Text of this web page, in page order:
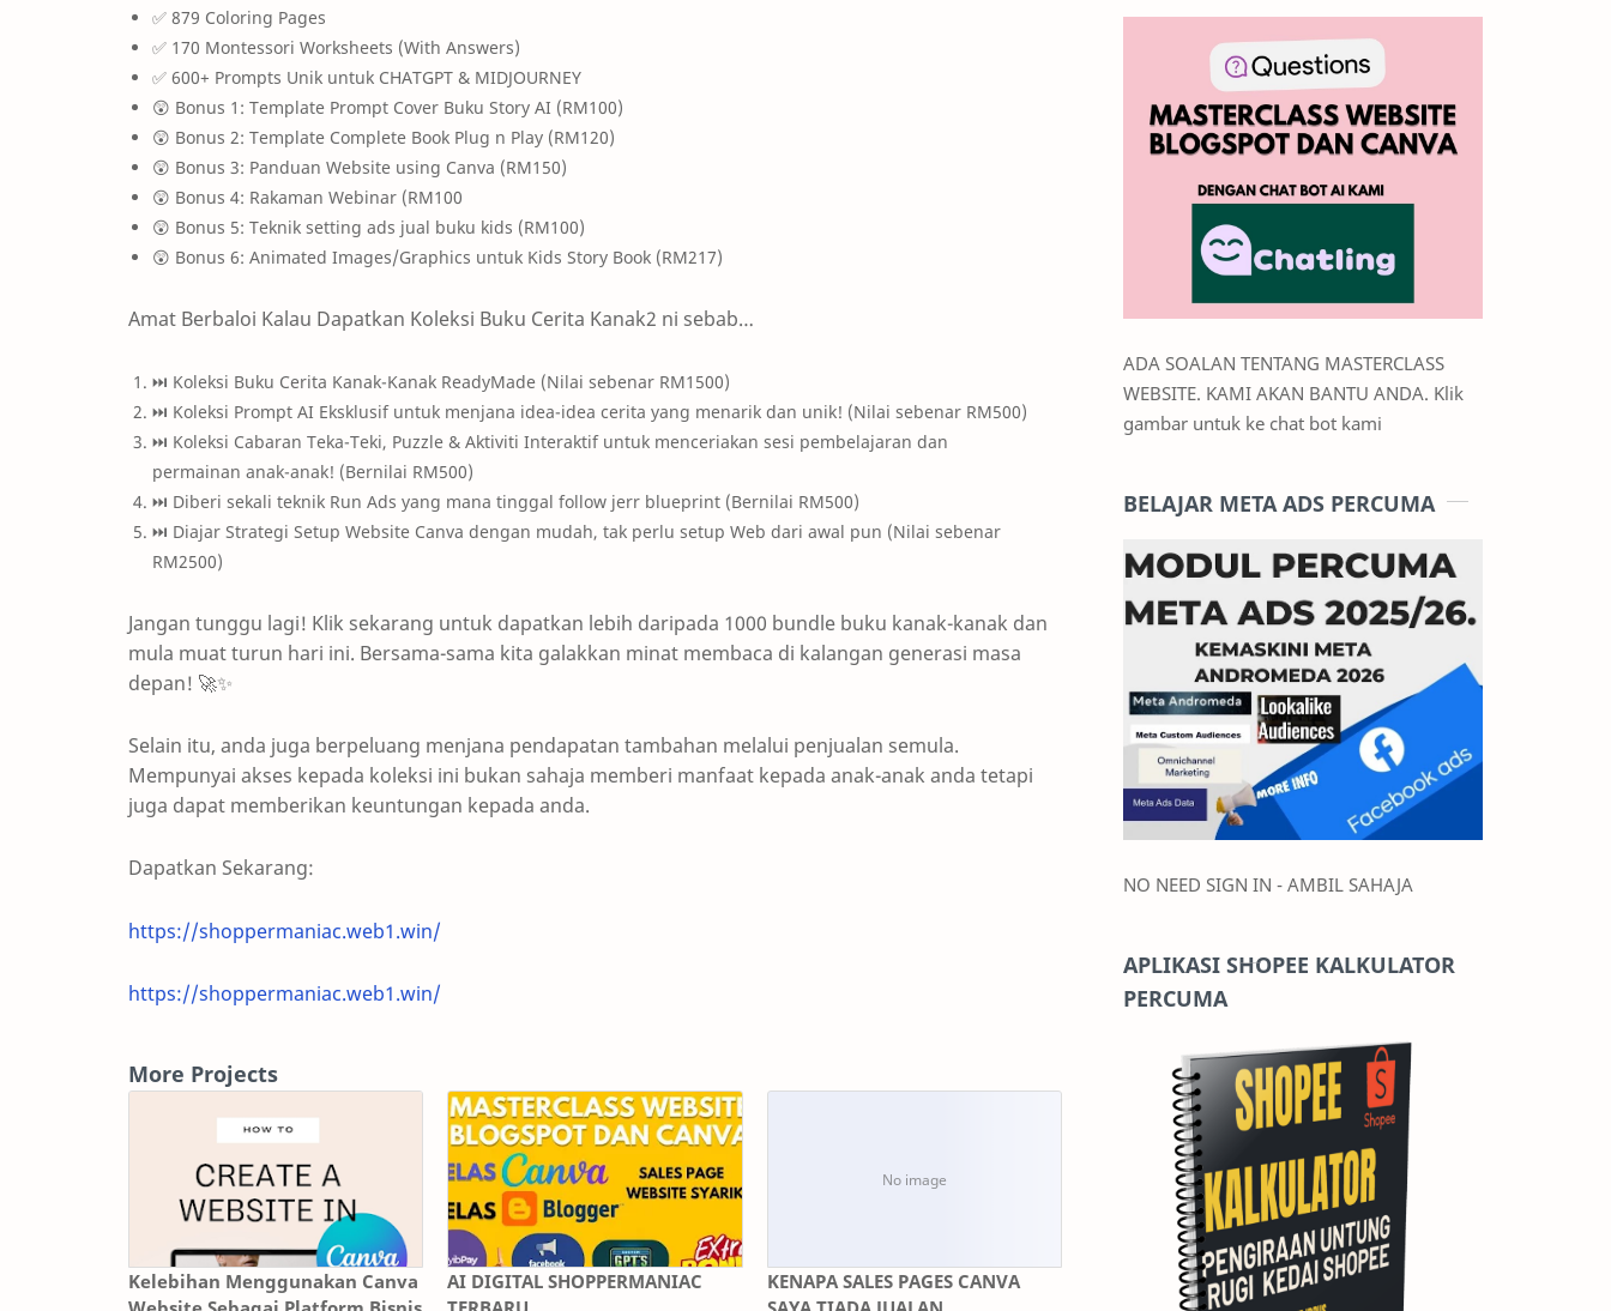
✅ 879 Coloring Pages
✅ 170 Montessori Worksheets (With Answers)
✅ 600+ Prompts Unik untuk CHATGPT & MIDJOURNEY
😲 Bonus 1: Template Prompt Cover Buku Story AI (RM100)
😲 Bonus 2: Template Complete Book Plug n Play (RM120)
😲 Bonus 3: Panduan Website using Canva (RM150)
😲 Bonus 4: Rakaman Webinar (RM100
😲 Bonus 5: Teknik setting ads jual buku kids (RM100)
😲 Bonus 6: Animated Images/Graphics untuk Kids Story Book (RM217)
Amat Berbaloi Kalau Dapatkan Koleksi Buku Cerita Kanak2 ni sebab…
⏭ Koleksi Buku Cerita Kanak-Kanak ReadyMade (Nilai sebenar RM1500)
⏭ Koleksi Prompt AI Eksklusif untuk menjana idea-idea cerita yang menarik dan unik! (Nilai sebenar RM500)
⏭ Koleksi Cabaran Teka-Teki, Puzzle & Aktiviti Interaktif untuk menceriakan sesi pembelajaran dan
permainan anak-anak! (Bernilai RM500)
⏭ Diberi sekali teknik Run Ads yang mana tinggal follow jerr blueprint (Bernilai RM500)​
⏭ Diajar Strategi Setup Website Canva dengan mudah, tak perlu setup Web dari awal pun (Nilai sebenar
RM2500)
Jangan tunggu lagi! Klik sekarang untuk dapatkan lebih daripada 1000 bundle buku kanak-kanak dan
mula muat turun hari ini. Bersama-sama kita galakkan minat membaca di kalangan generasi masa
depan! 🚀✨
Selain itu, anda juga berpeluang menjana pendapatan tambahan melalui penjualan semula.
Mempunyai akses kepada koleksi ini bukan sahaja memberi manfaat kepada anak-anak anda tetapi
juga dapat memberikan keuntungan kepada anda.
Dapatkan Sekarang:
https://shoppermaniac.web1.win/
https://shoppermaniac.web1.win/
More Projects
Kelebihan Menggunakan Canva
AI DIGITAL SHOPPERMANIAC
KENAPA SALES PAGES CANVA
ADA SOALAN TENTANG MASTERCLASS
WEBSITE. KAMI AKAN BANTU ANDA. Klik
gambar untuk ke chat bot kami
BELAJAR META ADS PERCUMA
NO NEED SIGN IN - AMBIL SAHAJA
APLIKASI SHOPEE KALKULATOR
PERCUMA